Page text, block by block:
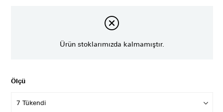
Ürün stoklarımızda kalmamıştır.
Ölçü